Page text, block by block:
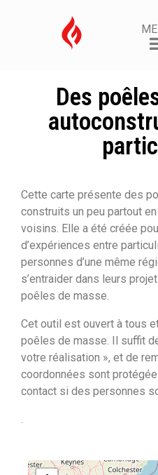
Des
Cette carte présente des
construits un peu partout
voisins. Elle a été créée
d’expériences entre
personnes d’une même
s’entraider dans leurs
poêles de masse.
Cet outil est ouvert à tous
poêles de masse. Il suffit
votre réalisation », et de
coordonnées sont
contact si des personnes
.